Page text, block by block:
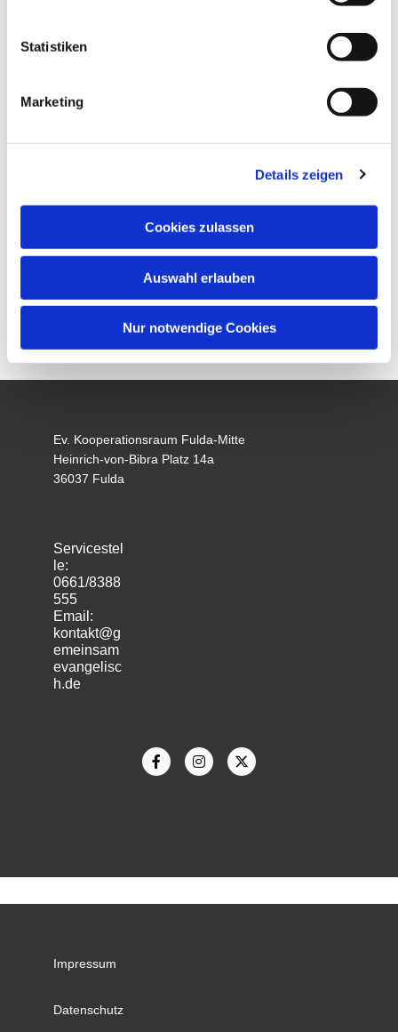
Statistiken
Marketing
Details zeigen
Cookies zulassen
Auswahl erlauben
Nur notwendige Cookies
Ev. Kooperationsraum Fulda-Mitte
Heinrich-von-Bibra Platz 14a
36037 Fulda
Servicestel
le:
0661/8388
555
Email:
kontakt@g
emeinsam
evangelisc
h.de
Impressum
Datenschutz